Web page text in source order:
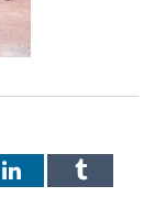
LinkedInTumblr